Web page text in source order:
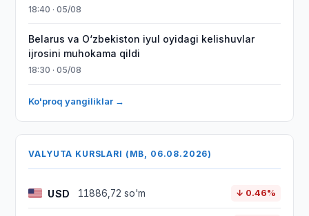
18:40 · 05/08
Belarus va O‘zbekiston iyul oyidagi kelishuvlar
ijrosini muhokama qildi
18:30 · 05/08
Ko'proq yangiliklar →
VALYUTA KURSLARI (MB, 06.08.2026)
USD 11886,72 so'm ↓ 0.46%